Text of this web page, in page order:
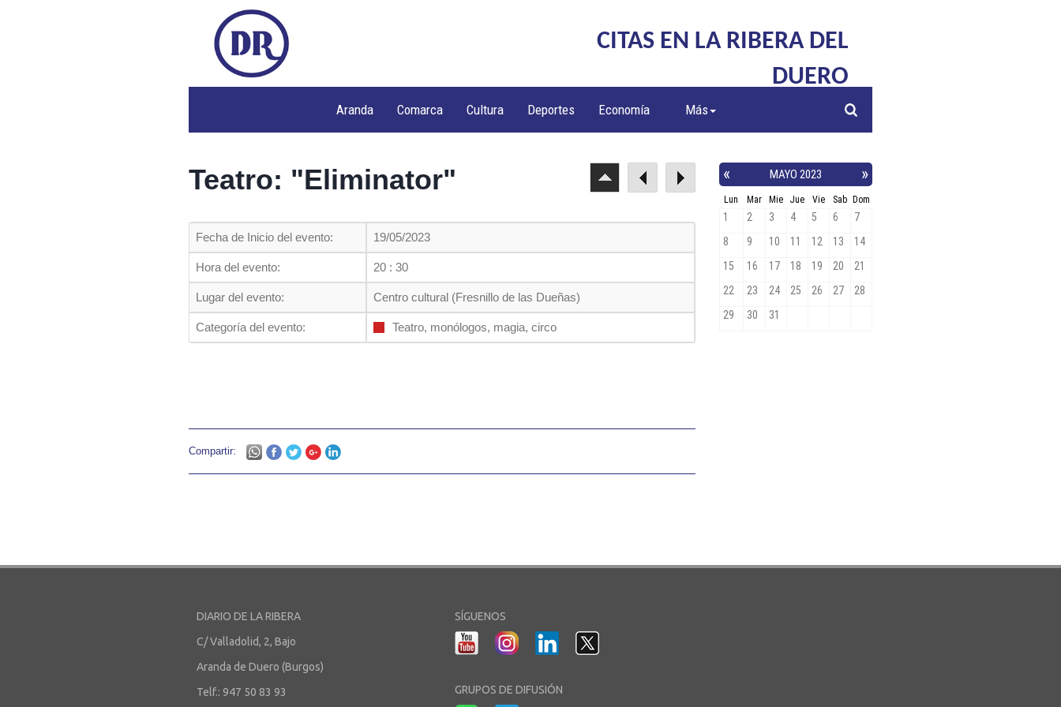
CITAS EN LA RIBERA DEL
DUERO
Aranda Comarca Cultura Deportes Economía Más
Teatro: "Eliminator"
Fecha de Inicio del evento: 19/05/2023
Hora del evento: 20 : 30
Lugar del evento: Centro cultural (Fresnillo de las Dueñas)
Categoría del evento: Teatro, monólogos, magia, circo
Compartir:
DIARIO DE LA RIBERA
C/ Valladolid, 2, Bajo
Aranda de Duero (Burgos)
Telf.: 947 50 83 93
SÍGUENOS
GRUPOS DE DIFUSIÓN